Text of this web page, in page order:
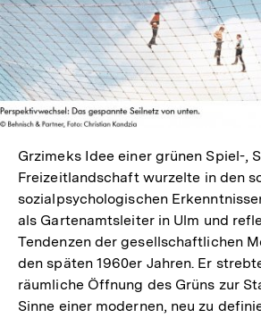
In
Lightbox
öffnen
Grzimeks Idee einer grünen Spiel-,
Freizeitlandschaft wurzelte in den
sozialpsychologischen
als Gartenamtsleiter in Ulm und
Tendenzen der gesellschaftlichen
den späten 1960er Jahren. Er
räumliche Öffnung des Grüns zur
Sinne einer modernen, neu zu